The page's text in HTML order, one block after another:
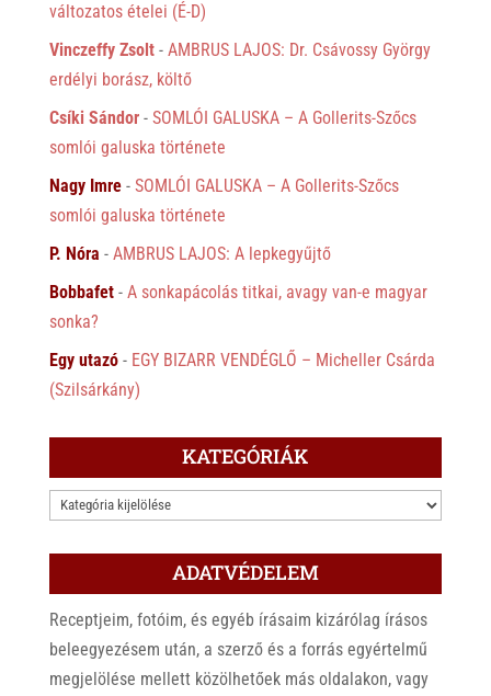
változatos ételei (É-D)
Vinczeffy Zsolt- AMBRUS LAJOS: Dr. Csávossy György
erdélyi borász, költő
Csíki Sándor- SOMLÓI GALUSKA – A Gollerits-Szőcs
somlói galuska története
Nagy Imre- SOMLÓI GALUSKA – A Gollerits-Szőcs
somlói galuska története
P. Nóra - AMBRUS LAJOS: A lepkegyűjtő
Bobbafet- A sonkapácolás titkai, avagy van-e magyar
sonka?
Egy utazó- EGY BIZARR VENDÉGLŐ – Micheller Csárda
(Szilsárkány)
KATEGÓRIÁK
KATEGÓRIÁK
ADATVÉDELEM
Receptjeim, fotóim, és egyéb írásaim kizárólag írásos
beleegyezésem után, a szerző és a forrás egyértelmű
megjelölése mellett közölhetőek más oldalakon, vagy